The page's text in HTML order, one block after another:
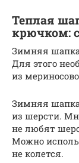
Теплая
крючком:
Зимняя
Для этого
из
Зимняя шапка
из шерсти.
не любят
Можно
не колется.